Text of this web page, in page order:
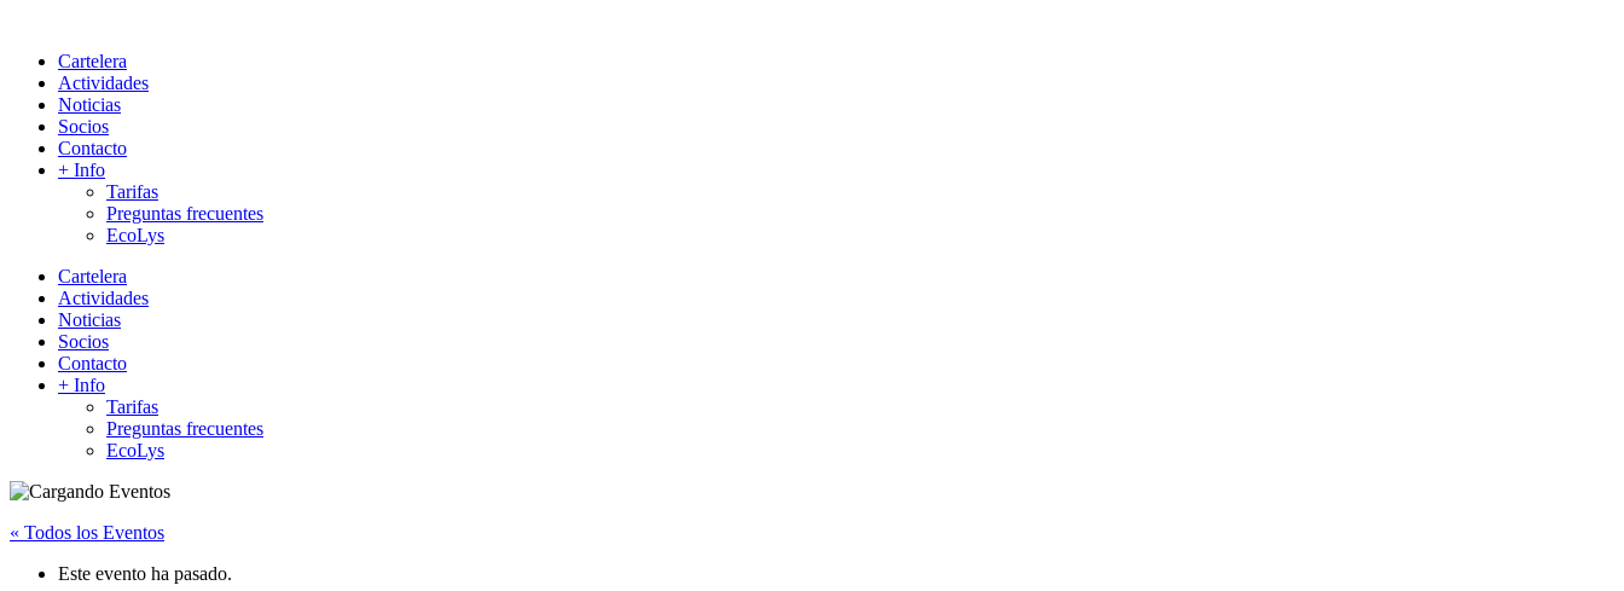
Cartelera
Actividades
Noticias
Socios
Contacto
+ Info
Tarifas
Preguntas frecuentes
EcoLys
Cartelera
Actividades
Noticias
Socios
Contacto
+ Info
Tarifas
Preguntas frecuentes
EcoLys
« Todos los Eventos
Este evento ha pasado.